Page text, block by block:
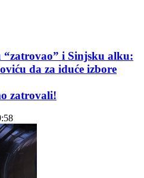
“zatrovao” i Sinjsku alku:
da za iduće izbore
zatrovali!